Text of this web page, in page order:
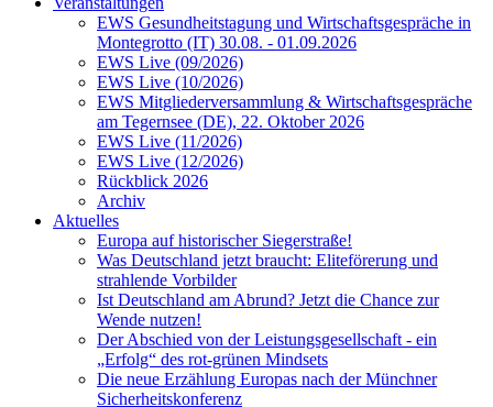
EWS Gesundheitstagung und Wirtschaftsgespräche in
Montegrotto (IT) 30.08. - 01.09.2026
EWS Live (09/2026)
EWS Live (10/2026)
EWS Mitgliederversammlung & Wirtschaftsgespräche
am Tegernsee (DE), 22. Oktober 2026
EWS Live (11/2026)
EWS Live (12/2026)
Rückblick 2026
Archiv
Aktuelles
Europa auf historischer Siegerstraße!
Was Deutschland jetzt braucht: Eliteförerung und
strahlende Vorbilder
Ist Deutschland am Abrund? Jetzt die Chance zur
Wende nutzen!
Der Abschied von der Leistungsgesellschaft - ein
„Erfolg“ des rot-grünen Mindsets
Die neue Erzählung Europas nach der Münchner
Sicherheitskonferenz